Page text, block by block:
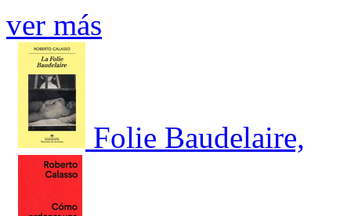
ver más
Folie Baudelaire,